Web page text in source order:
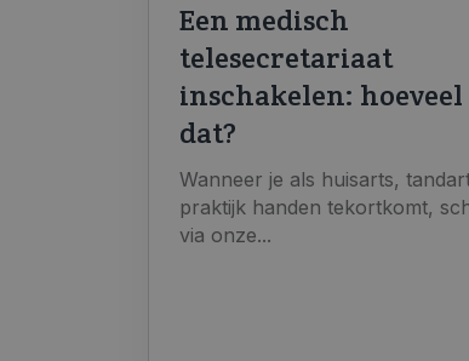
Een medisch
telesecretariaat
inschakelen:
dat?
Wanneer je als huisarts,
praktijk handen tekortkomt,
via onze...